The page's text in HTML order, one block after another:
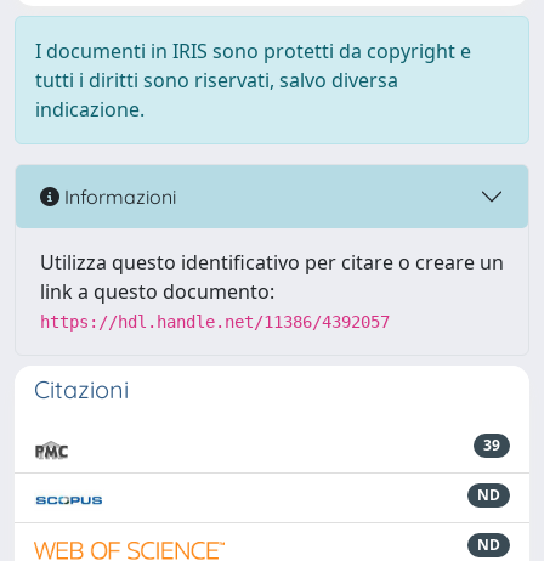
I documenti in IRIS sono protetti da copyright e
tutti i diritti sono riservati, salvo diversa
indicazione.
Informazioni
Utilizza questo identificativo per citare o creare un
link a questo documento:
https://hdl.handle.net/11386/4392057
Citazioni
39
ND
ND